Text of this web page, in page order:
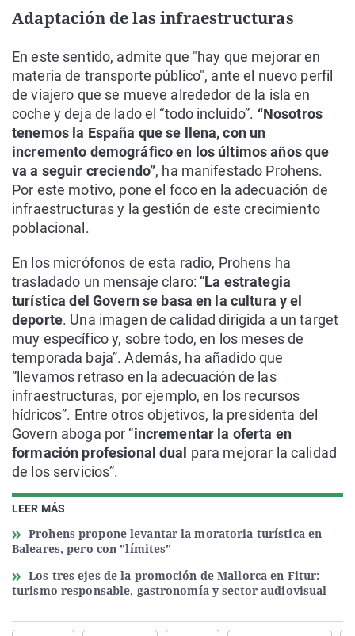
LEER MÁS
Prohens propone levantar la moratoria turística en
Baleares, pero con "límites"
Los tres ejes de la promoción de Mallorca en Fitur:
turismo responsable, gastronomía y sector audiovisual
Adaptación de las infraestructuras
En este sentido, admite que "hay que mejorar en
materia de transporte público", ante el nuevo perfil
de viajero que se mueve alrededor de la isla en
coche y deja de lado el “todo incluido”. “Nosotros
tenemos la España que se llena, con un
incremento demográfico en los últimos años que
va a seguir creciendo”, ha manifestado Prohens.
Por este motivo, pone el foco en la adecuación de
infraestructuras y la gestión de este crecimiento
poblacional.
En los micrófonos de esta radio, Prohens ha
trasladado un mensaje claro: “La estrategia
turística del Govern se basa en la cultura y el
deporte. Una imagen de calidad dirigida a un target
muy específico y, sobre todo, en los meses de
temporada baja”. Además, ha añadido que
“llevamos retraso en la adecuación de las
infraestructuras, por ejemplo, en los recursos
hídricos”. Entre otros objetivos, la presidenta del
Govern aboga por “incrementar la oferta en
formación profesional dual para mejorar la calidad
de los servicios”.